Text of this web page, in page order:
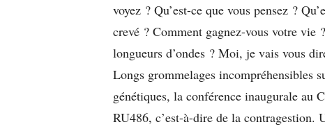
voyez ? Qu’est-ce que vous pensez ?
crevé ? Comment gagnez-vous votre vie
longueurs d’ondes ? Moi, je vais vous
Longs grommelages incompréhensibles
génétiques, la conférence inaugurale au
RU486, c’est-à-dire de la contragestion.